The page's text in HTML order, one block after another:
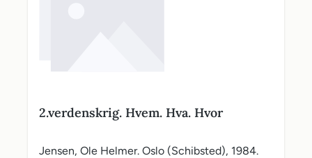
2.verdenskrig. Hvem. Hva. Hvor
Jensen, Ole Helmer. Oslo (Schibsted), 1984.